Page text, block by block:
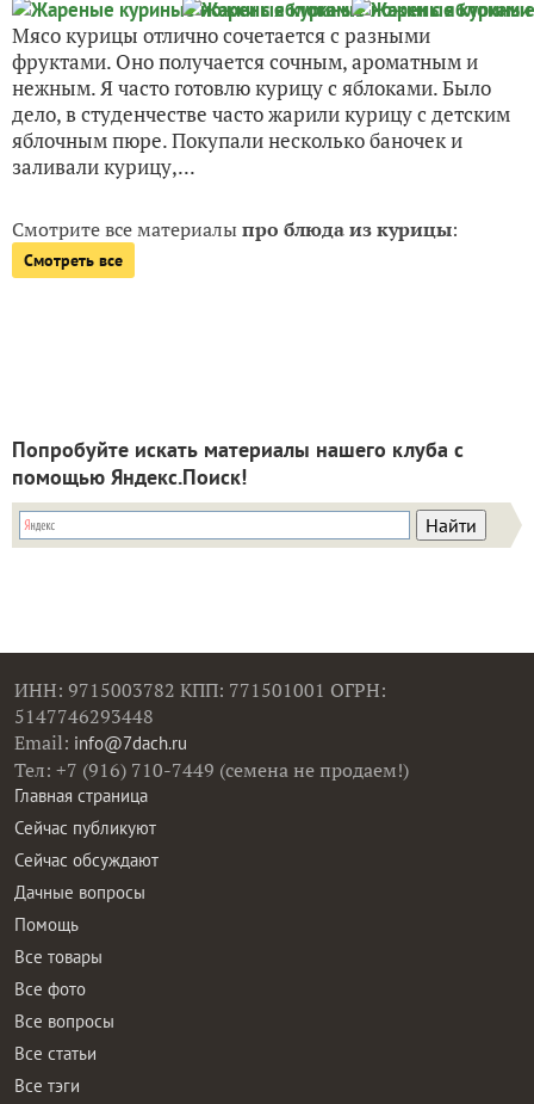
Мясо курицы отлично сочетается с разными
фруктами. Оно получается сочным, ароматным и
нежным. Я часто готовлю курицу с яблоками. Было
дело, в студенчестве часто жарили курицу с детским
яблочным пюре. Покупали несколько баночек и
заливали курицу,...
Смотрите все материалыпро блюда из курицы:
Смотреть все
Попробуйте искать материалы нашего клуба с
помощью Яндекс.Поиск!
ИНН: 9715003782 КПП: 771501001 ОГРН:
5147746293448
Email: info@7dach.ru
Тел: +7 (916) 710-7449 (семена не продаем!)
Главная страница
Сейчас публикуют
Сейчас обсуждают
Дачные вопросы
Помощь
Все товары
Все фото
Все вопросы
Все статьи
Все тэги